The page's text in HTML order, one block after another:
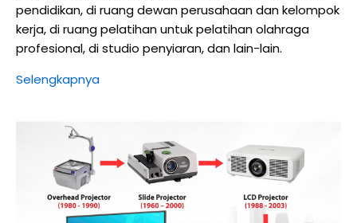
pendidikan, di ruang dewan perusahaan dan kelompok
kerja, di ruang pelatihan untuk pelatihan olahraga
profesional, di studio penyiaran, dan lain-lain.
Selengkapnya